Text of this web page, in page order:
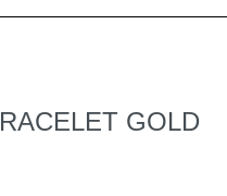
GOLD